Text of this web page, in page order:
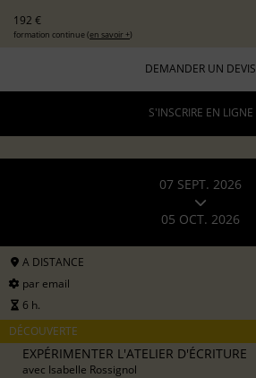
192 €
formation continue (en savoir +)
DEMANDER UN DEVIS
S'INSCRIRE EN LIGNE
07 SEPT. 2026
05 OCT. 2026
A DISTANCE
par email
6 h.
DÉCOUVERTE
EXPÉRIMENTER L'ATELIER D'ÉCRITURE
avec Isabelle Rossignol